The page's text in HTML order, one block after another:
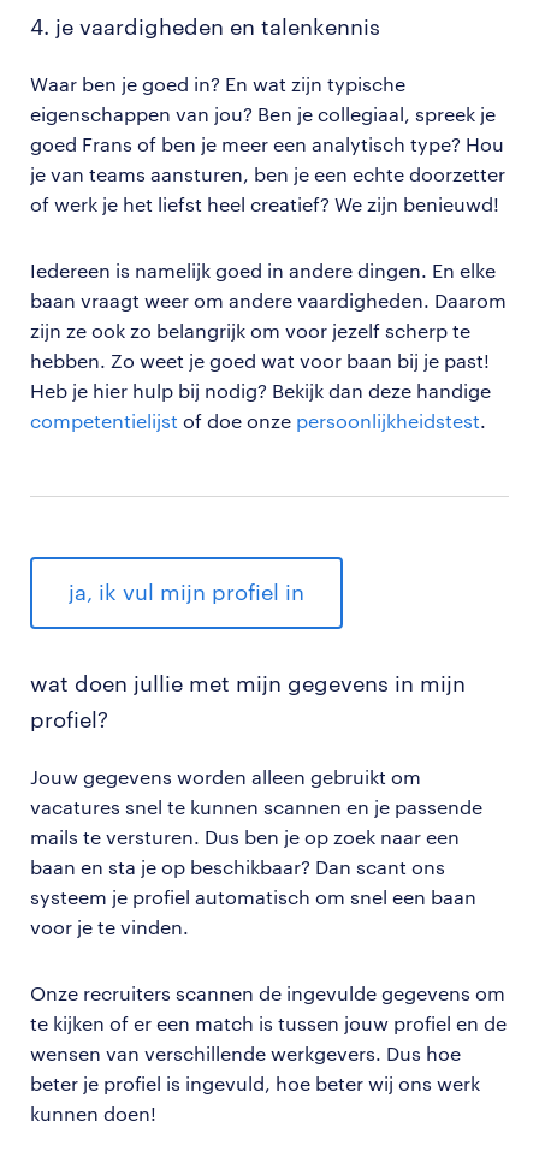
4. je vaardigheden en talenkennis
Waar ben je goed in? En wat zijn typische
eigenschappen van jou? Ben je collegiaal, spreek je
goed Frans of ben je meer een analytisch type? Hou
je van teams aansturen, ben je een echte doorzetter
of werk je het liefst heel creatief? We zijn benieuwd!
Iedereen is namelijk goed in andere dingen. En elke
baan vraagt weer om andere vaardigheden. Daarom
zijn ze ook zo belangrijk om voor jezelf scherp te
hebben. Zo weet je goed wat voor baan bij je past!
Heb je hier hulp bij nodig? Bekijk dan deze handige
competentielijst of doe onze persoonlijkheidstest.
ja, ik vul mijn profiel in
wat doen jullie met mijn gegevens in mijn
profiel?
Jouw gegevens worden alleen gebruikt om
vacatures snel te kunnen scannen en je passende
mails te versturen. Dus ben je op zoek naar een
baan en sta je op beschikbaar? Dan scant ons
systeem je profiel automatisch om snel een baan
voor je te vinden.
Onze recruiters scannen de ingevulde gegevens om
te kijken of er een match is tussen jouw profiel en de
wensen van verschillende werkgevers. Dus hoe
beter je profiel is ingevuld, hoe beter wij ons werk
kunnen doen!